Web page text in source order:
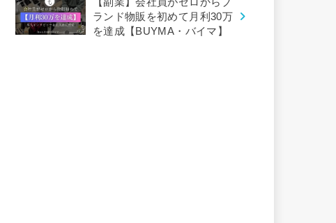
ランド物販を初めて月利30万
を達成【BUYMA・バイマ】